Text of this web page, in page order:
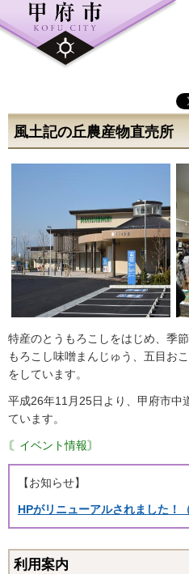
風土記の丘農産物直売所
特産のとうもろこしをはじめ、季
もろこし味噌まんじゅう、五目お
をしています。
平成26年11月25日より、甲府市中
ています。
〘イベント情報〙
【お知らせ】
HPがリニューアルされました！
利用案内